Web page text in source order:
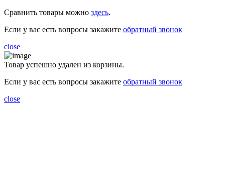
Сравнить товары можно здесь.
Если у вас есть вопросы закажите обратный звонок
close
Товар успешно удален из корзины.
Если у вас есть вопросы закажите обратный звонок
close